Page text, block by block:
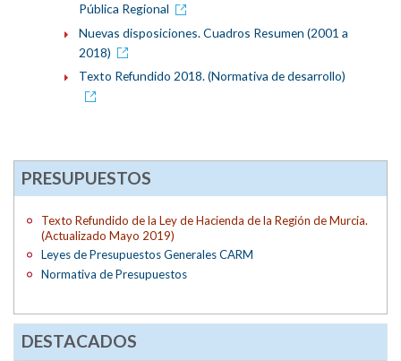
Pública Regional
Nuevas disposiciones. Cuadros Resumen (2001 a
2018)
Texto Refundido 2018. (Normativa de desarrollo)
PRESUPUESTOS
Texto Refundido de la Ley de Hacienda de la Región de Murcia.
(Actualizado Mayo 2019)
Leyes de Presupuestos Generales CARM
Normativa de Presupuestos
DESTACADOS